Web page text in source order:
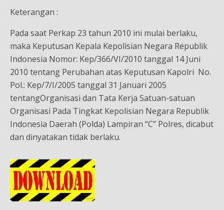
Keterangan :
Pada saat Perkap 23 tahun 2010 ini mulai berlaku,
maka Keputusan Kepala Kepolisian Negara Republik
Indonesia Nomor: Kep/366/VI/2010 tanggal 14 Juni
2010 tentang Perubahan atas Keputusan Kapolri No.
Pol.: Kep/7/I/2005 tanggal 31 Januari 2005
tentangOrganisasi dan Tata Kerja Satuan-satuan
Organisasi Pada Tingkat Kepolisian Negara Republik
Indonesia Daerah (Polda) Lampiran “C” Polres, dicabut
dan dinyatakan tidak berlaku.